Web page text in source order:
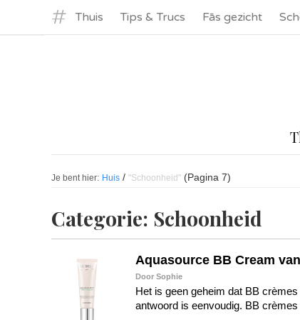
# Thuis Tips & Trucs Fās gezicht
Je bent hier: Huis / "Schoonheid" (Pagina 7)
Categorie: Schoonheid
Aquasource BB Cream
Door Sophie
Het is geen geheim dat BB
antwoord is eenvoudig. BB